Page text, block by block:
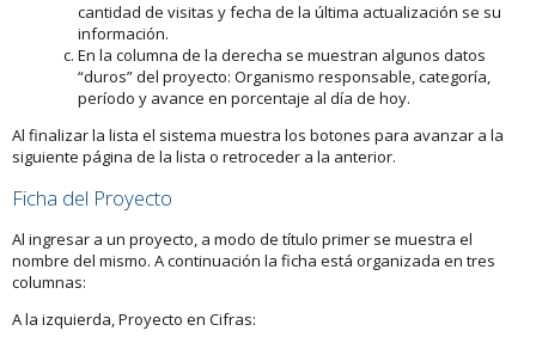
cantidad de visitas y fecha de la última actualización se su
información.
En la columna de la derecha se muestran algunos datos
“duros” del proyecto: Organismo responsable, categoría,
período y avance en porcentaje al día de hoy.
Al finalizar la lista el sistema muestra los botones para avanzar a la
siguiente página de la lista o retroceder a la anterior.
Ficha del Proyecto
Al ingresar a un proyecto, a modo de título primer se muestra el
nombre del mismo. A continuación la ficha está organizada en tres
columnas:
A la izquierda, Proyecto en Cifras: